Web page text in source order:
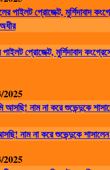
পাইলট প্রোজেক্ট, মুর্শিদাবাদ
2025
নাম না করে শুভেন্দুকে
2025